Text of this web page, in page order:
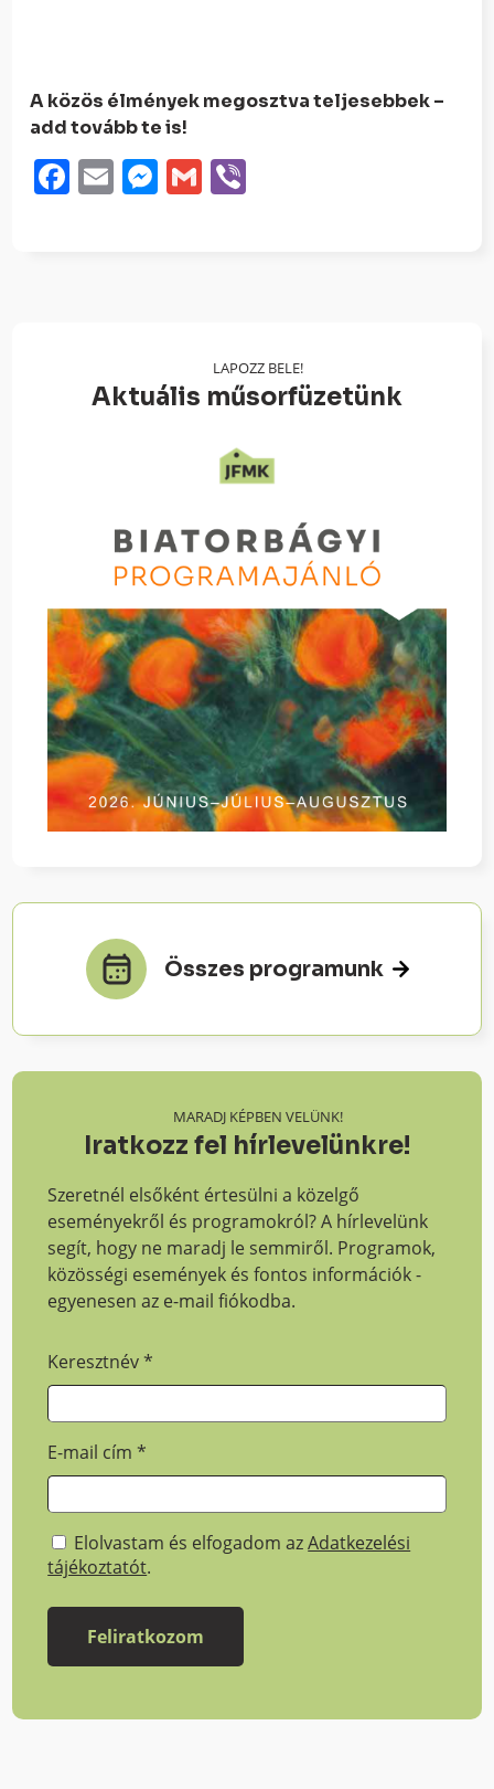
A közös élmények megosztva teljesebbek –
add tovább te is!
Facebook
EmailMessenger
Gmail
LAPOZZ BELE!
Aktuális műsorfüzetünk
Összes programunk
MARADJ KÉPBEN VELÜNK!
Iratkozz fel hírlevelünkre!
Szeretnél elsőként értesülni a közelgő
eseményekről és programokról? A hírlevelünk
segít, hogy ne maradj le semmiről. Programok,
közösségi események és fontos információk -
egyenesen az e-mail fiókodba.
Keresztnév*
E-mail cím*
Elolvastam és elfogadom azAdatkezelési
tájékoztatót.